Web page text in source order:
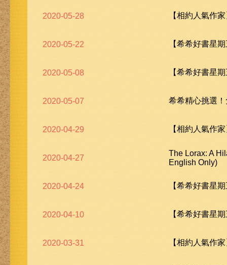
2020-05-28 【相約人氣作
2020-05-22 【希希好書星
2020-05-08 【希希好書星
2020-05-07 希希精心挑選
2020-04-29 【相約人氣作
2020-04-27
The Lorax: A
English Only)
2020-04-24 【希希好書星
2020-04-10 【希希好書星
2020-03-31 【相約人氣作